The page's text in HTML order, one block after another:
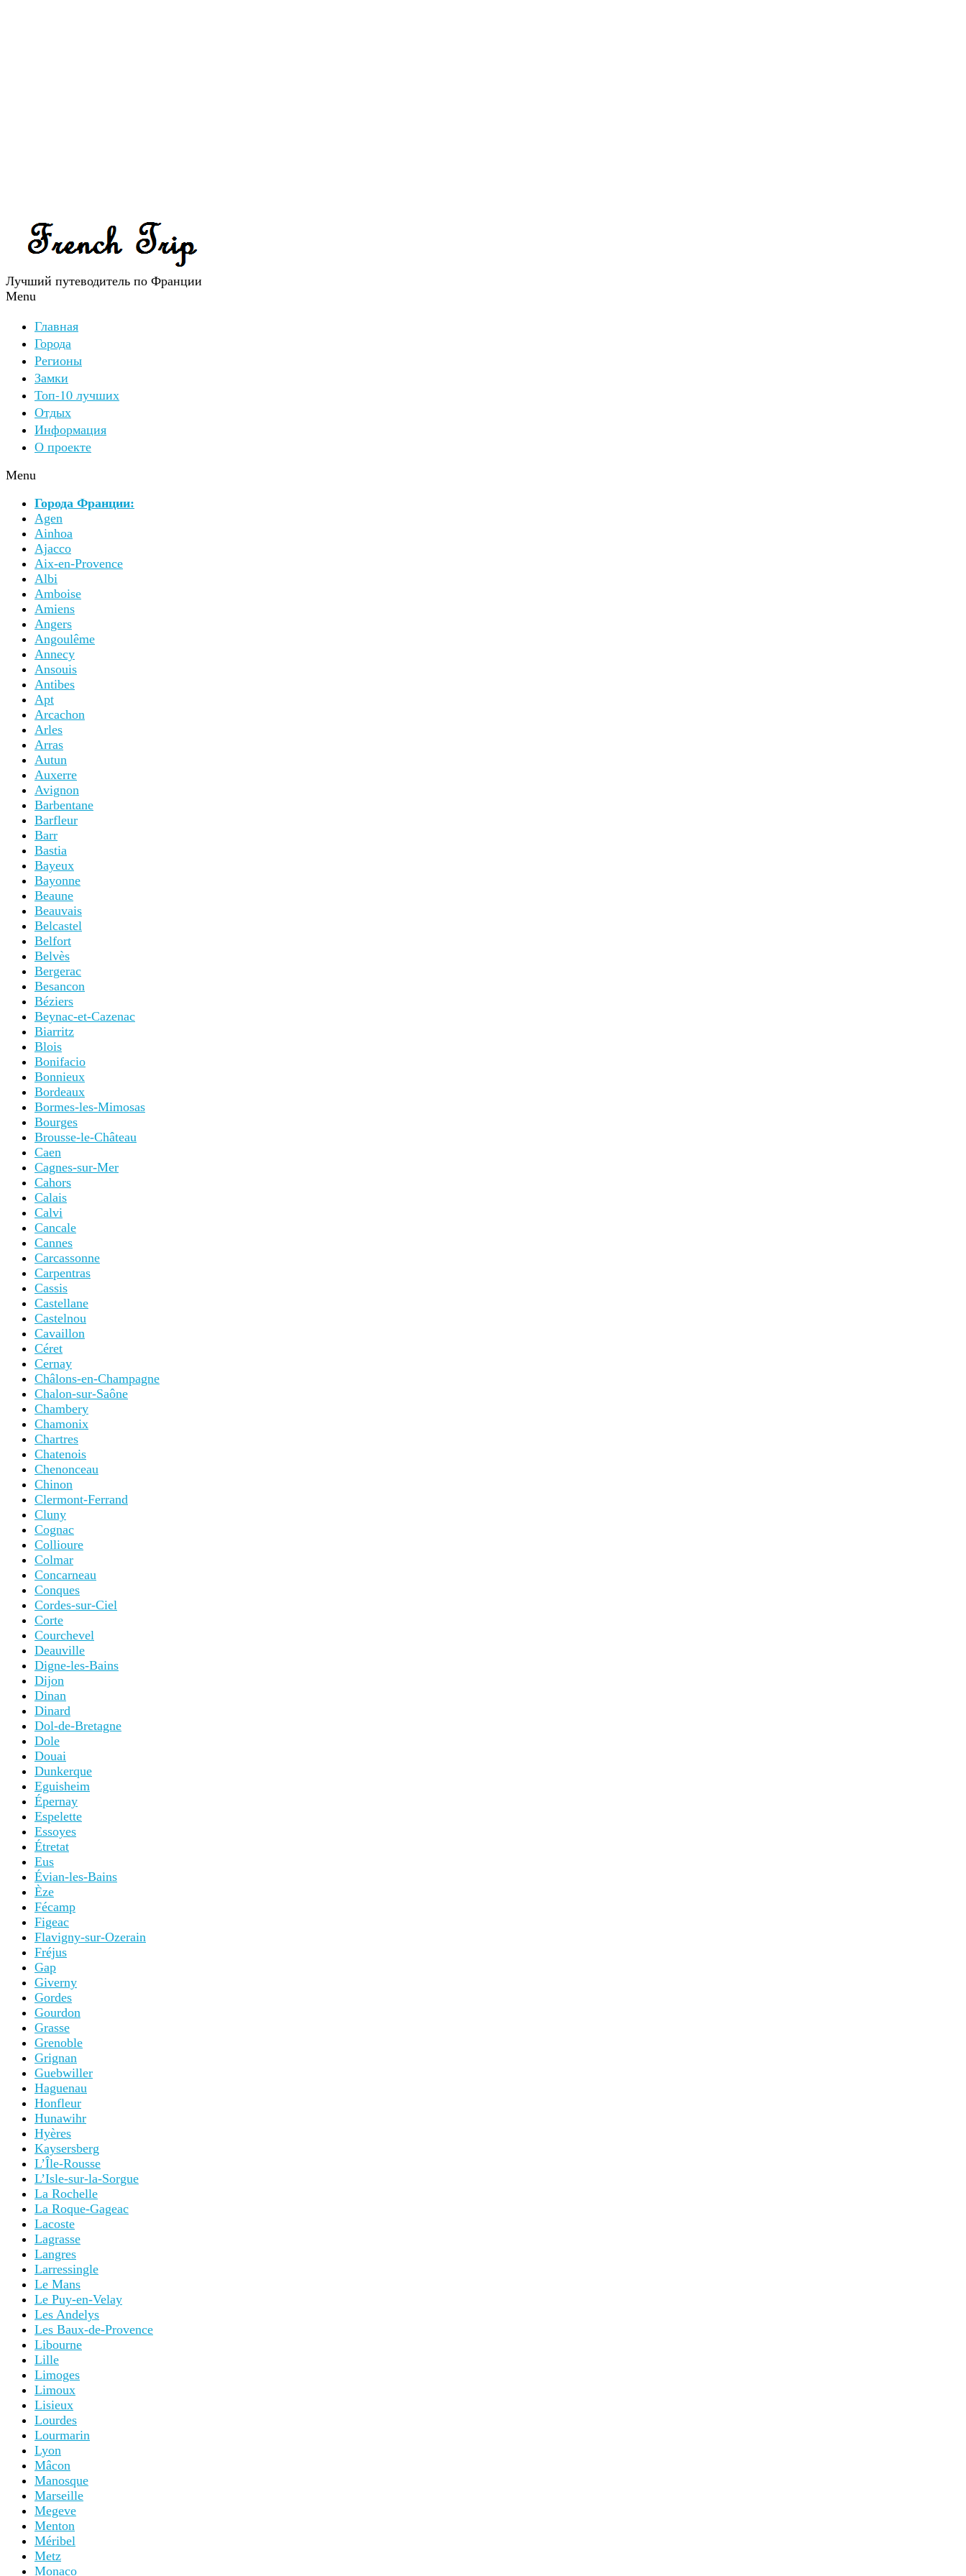
Лучший путеводитель по Франции
Menu
Главная
Города
Регионы
Замки
Топ-10 лучших
Отдых
Информация
О проекте
Menu
Города Франции:
Agen
Ainhoa
Ajacco
Aix-en-Provence
Albi
Amboise
Amiens
Angers
Angoulême
Annecy
Ansouis
Antibes
Apt
Arcachon
Arles
Arras
Autun
Auxerre
Avignon
Barbentane
Barfleur
Barr
Bastia
Bayeux
Bayonne
Beaune
Beauvais
Belcastel
Belfort
Belvès
Bergerac
Besancon
Béziers
Beynac-et-Cazenac
Biarritz
Blois
Bonifacio
Bonnieux
Bordeaux
Bormes-les-Mimosas
Bourges
Brousse-le-Château
Caen
Cagnes-sur-Mer
Cahors
Calais
Calvi
Cancale
Cannes
Carcassonne
Carpentras
Cassis
Castellane
Castelnou
Cavaillon
Céret
Cernay
Châlons-en-Champagne
Chalon-sur-Saône
Chambery
Chamonix
Chartres
Chatenois
Chenonceau
Chinon
Clermont-Ferrand
Cluny
Cognac
Collioure
Colmar
Concarneau
Conques
Cordes-sur-Ciel
Corte
Courchevel
Deauville
Digne-les-Bains
Dijon
Dinan
Dinard
Dol-de-Bretagne
Dole
Douai
Dunkerque
Eguisheim
Épernay
Espelette
Essoyes
Étretat
Eus
Évian-les-Bains
Èze
Fécamp
Figeac
Flavigny-sur-Ozerain
Fréjus
Gap
Giverny
Gordes
Gourdon
Grasse
Grenoble
Grignan
Guebwiller
Haguenau
Honfleur
Hunawihr
Hyères
Kaysersberg
L’Île-Rousse
L’Isle-sur-la-Sorgue
La Rochelle
La Roque-Gageac
Lacoste
Lagrasse
Langres
Larressingle
Le Mans
Le Puy-en-Velay
Les Andelys
Les Baux-de-Provence
Libourne
Lille
Limoges
Limoux
Lisieux
Lourdes
Lourmarin
Lyon
Mâcon
Manosque
Marseille
Megeve
Menton
Méribel
Metz
Monaco